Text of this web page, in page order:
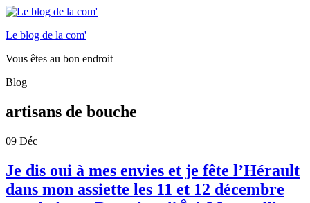
Le blog de la com'
Vous êtes au bon endroit
Blog
artisans de bouche
09 Déc
Je dis oui à mes envies et je fête l’Hérault
dans mon assiette les 11 et 12 décembre